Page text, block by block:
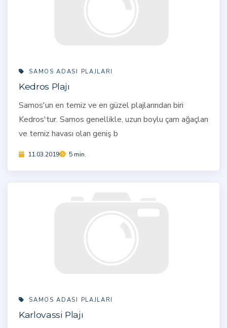
SAMOS ADASI PLAJLARI
Kedros Plajı
Samos'un en temiz ve en güzel plajlarından biri
Kedros'tur. Samos genellikle, uzun boylu çam ağaçları
ve temiz havası olan geniş b
11.03.2019 5 min.
SAMOS ADASI PLAJLARI
Karlovassi Plajı